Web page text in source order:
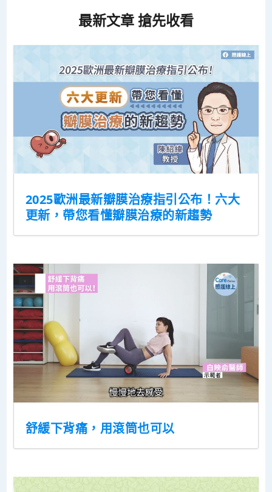
最新文章 搶先收看
2025歐洲最新瓣膜治療指引公布！六大
更新，帶您看懂瓣膜治療的新趨勢
舒緩下背痛，用滾筒也可以